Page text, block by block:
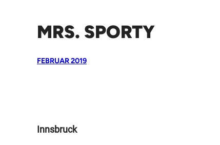
MRS. SPORTY
FEBRUAR 2019
Innsbruck